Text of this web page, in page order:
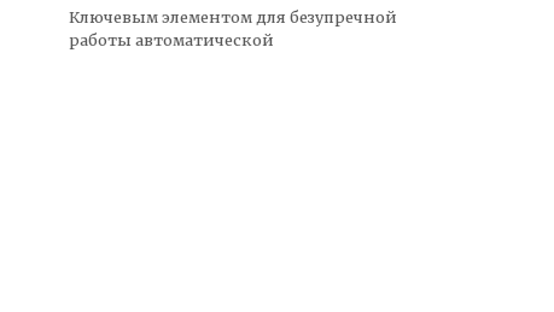
Ключевым элементом для безупречной
работы автоматической